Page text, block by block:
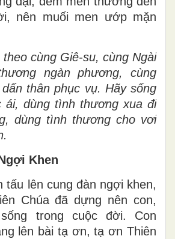
nên muối men ướp mặn
cùng Giê-su, cùng Ngài
ngàn phương, cùng
thân phục vụ. Hãy sống
ái, dùng tình thương xua đi
dùng tình thương cho vơi
Khen
tấu lên cung đàn ngợi khen,
Chúa đã dựng nên con,
trong cuộc đời. Con
lên bài tạ ơn, tạ ơn Thiên